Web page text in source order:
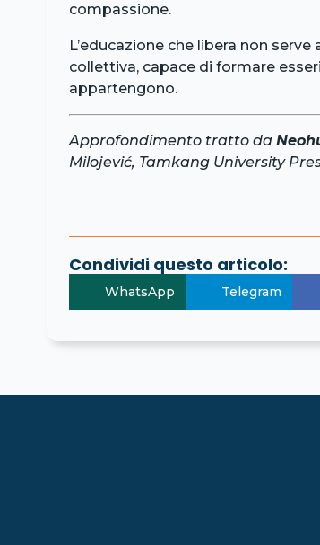
compassione.
L’educazione che libera non
collettiva, capace di formare
appartengono.
Approfondimento tratto da
Milojević, Tamkang University
Condividi questo articolo:
WhatsApp Telegram